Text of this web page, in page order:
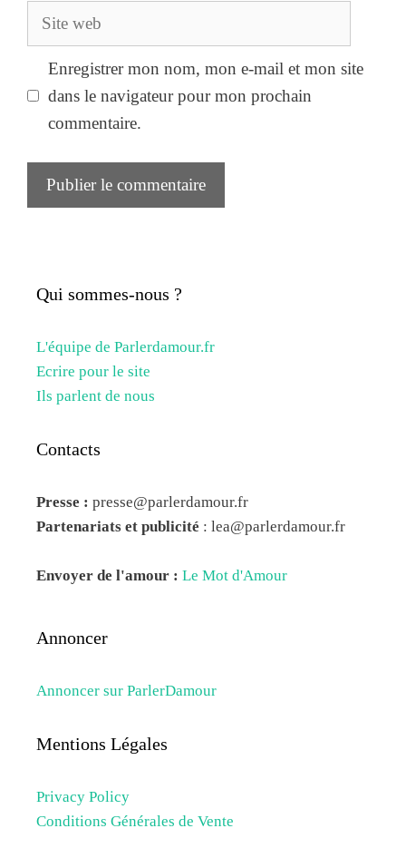
Site
Enregistrer mon nom, mon e-mail et mon site
dans le navigateur pour mon prochain
commentaire.
Qui sommes-nous ?
L'équipe de Parlerdamour.fr
Ecrire pour le site
Ils parlent de nous
Contacts
Presse : presse@parlerdamour.fr
Partenariats et publicité : lea@parlerdamour.fr
Envoyer de l'amour : Le Mot d'Amour
Annoncer
Annoncer sur ParlerDamour
Mentions Légales
Privacy Policy
Conditions Générales de Vente